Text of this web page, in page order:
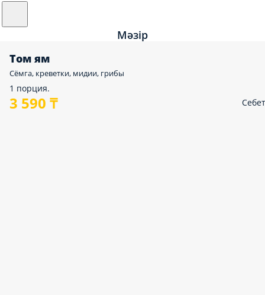
Мәзір
Том ям
Сёмга, креветки, мидии, грибы
1 порция.
3 590 ₸